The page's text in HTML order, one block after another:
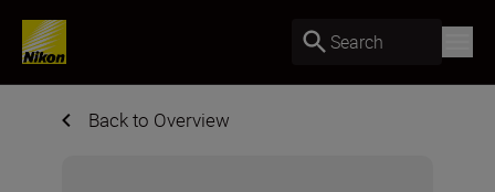
Search
Back to Overview